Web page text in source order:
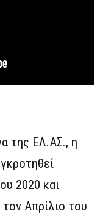
της ΕΛ.ΑΣ., η
2020 και
Απρίλιο του